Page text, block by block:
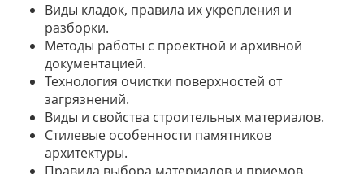
Виды кладок, правила их укрепления и
разборки.
Методы работы с проектной и архивной
документацией.
Технология очистки поверхностей от
загрязнений.
Виды и свойства строительных материалов.
Стилевые особенности памятников
архитектуры.